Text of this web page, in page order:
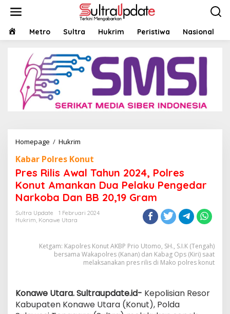
HOMEMetro Sultra Hukrim Peristiwa Nasional
Homepage / Hukrim
Awal
Tahun
2024,
Polres
Konut
Dua
Narkoba
Dan
BB
Kabar Polres Konut
Pres Rilis Awal Tahun 2024, Polres
Konut Amankan Dua Pelaku Pengedar
Narkoba Dan BB 20,19 Gram
Sultra Update
1 Februari 2024
Hukrim, Konawe Utara
Ketgam: Kapolres Konut AKBP Prio Utomo, SH., S.I.K (Tengah)
bersama Wakapolres (Kanan) dan Kabag Ops (Kiri) saat
melaksanakan pres rilis di Mako polres konut
Konawe Utara. Sultraupdate.id- Kepolisian Resor
Kabupaten Konawe Utara (Konut), Polda